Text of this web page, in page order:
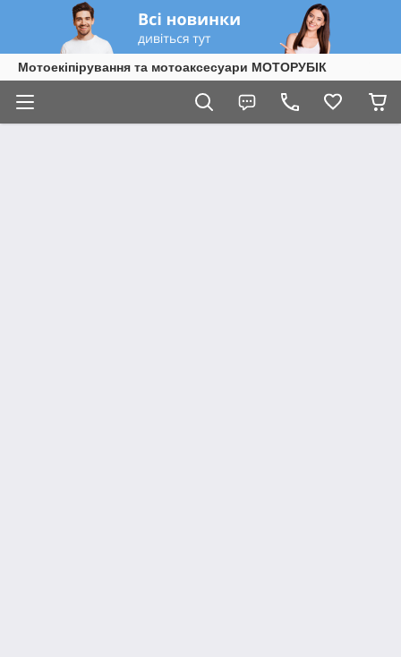
Мотоекіпірування та мотоаксесуари МОТОРУБІК